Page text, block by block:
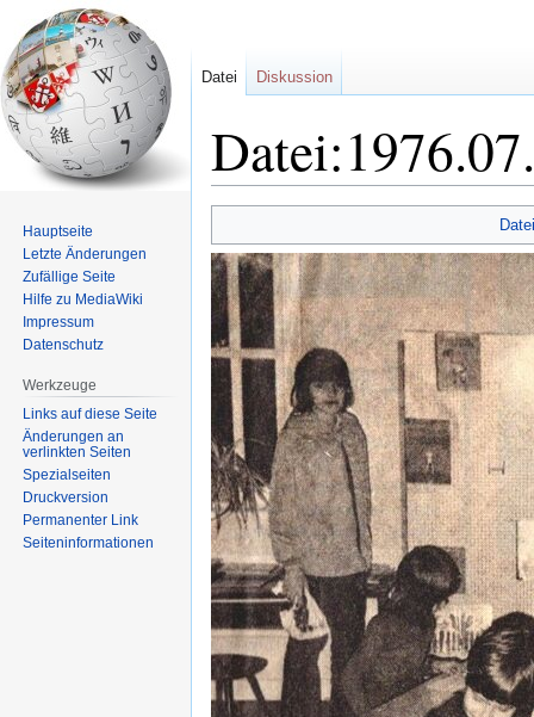
Navigation
springen
Suche
springen
Datei Diskussion
Hauptseite
Letzte Änderungen
Zufällige Seite
Hilfe zu MediaWiki
Impressum
Datenschutz
Werkzeuge
Links auf diese Seite
Änderungen an
verlinkten Seiten
Spezialseiten
Druckversion
Permanenter Link
Seiten­informationen